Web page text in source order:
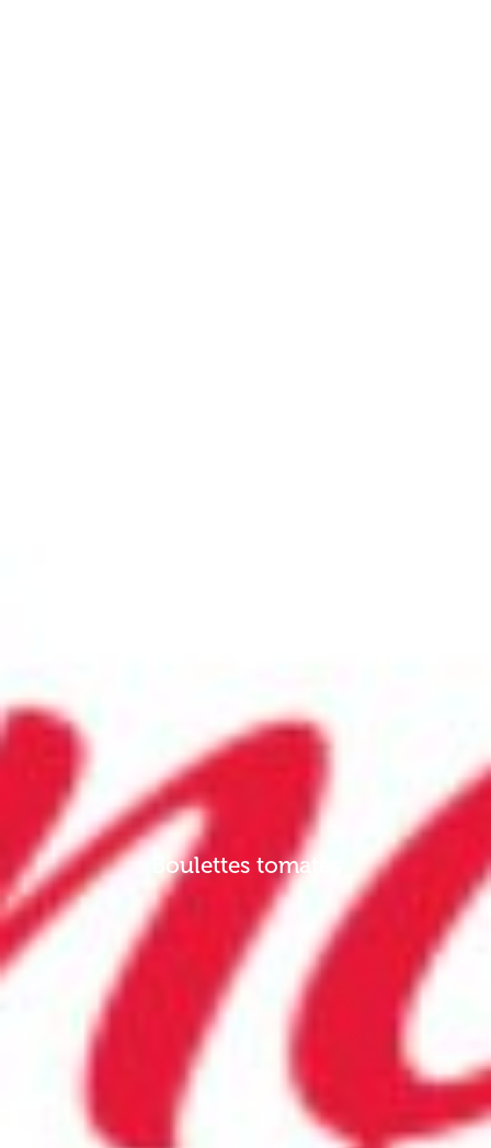
Boulettes tomates